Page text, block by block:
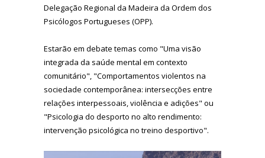
Delegação Regional da Madeira da Ordem dos
Psicólogos Portugueses (OPP).
Estarão em debate temas como "Uma visão
integrada da saúde mental em contexto
comunitário", "Comportamentos violentos na
sociedade contemporânea: intersecções entre
relações interpessoais, violência e adições" ou
"Psicologia do desporto no alto rendimento:
intervenção psicológica no treino desportivo".